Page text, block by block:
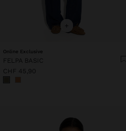
+
Online Exclusive
FELPA BASIC
CHF 45,90